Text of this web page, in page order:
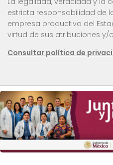
estricta responsabilidad de
empresa productiva del
virtud de sus atribuciones
Consultar política de